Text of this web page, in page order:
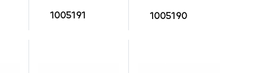
1005191 1005190